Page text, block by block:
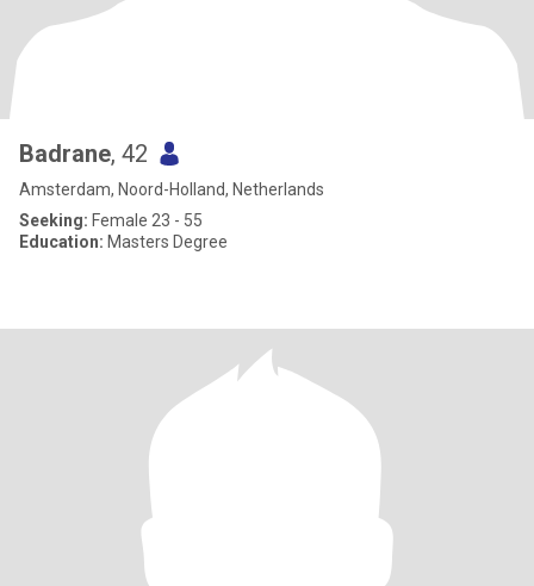
Badrane, 42
Amsterdam, Noord-Holland, Netherlands
Seeking: Female 23 - 55
Education: Masters Degree